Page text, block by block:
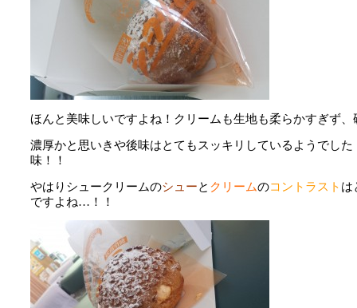
ほんと美味しいですよね！クリームも生地も柔らかすぎず、
濃厚かと思いきや後味はとてもスッキリしているようでした
味！！
やはりシュークリームのシューと クリームのコントラスト は
ですよね…！！